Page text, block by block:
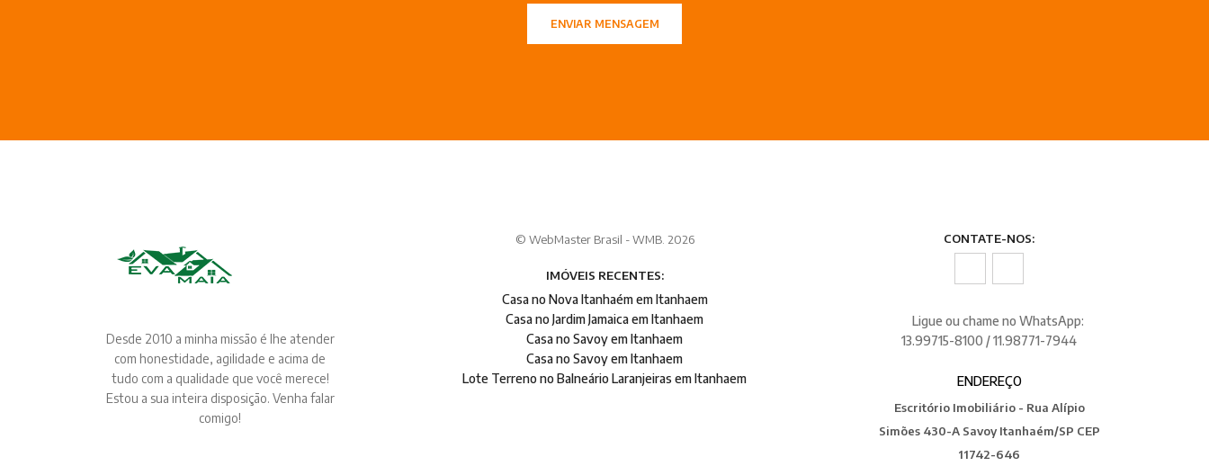
ENVIAR MENSAGEM
Desde 2010 a minha missão é lhe atender
com honestidade, agilidade e acima de
tudo com a qualidade que você merece!
Estou a sua inteira disposição. Venha falar
comigo!
© WebMaster Brasil - WMB. 2026
IMÓVEIS RECENTES:
Casa no Nova Itanhaém em Itanhaem
Casa no Jardim Jamaica em Itanhaem
Casa no Savoy em Itanhaem
Casa no Savoy em Itanhaem
Lote Terreno no Balneário Laranjeiras em Itanhaem
CONTATE-NOS:
Ligue ou chame no WhatsApp:
13.99715-8100 / 11.98771-7944
ENDEREÇO
Escritório Imobiliário - Rua Alípio
Simões 430-A Savoy Itanhaém/SP CEP
11742-646